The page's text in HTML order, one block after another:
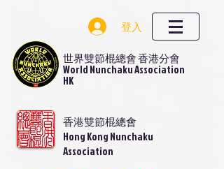
登入
世界雙節棍總會 香港分會
World Nunchaku Association
HK
香港雙節棍總會
Hong Kong Nunchaku
Association